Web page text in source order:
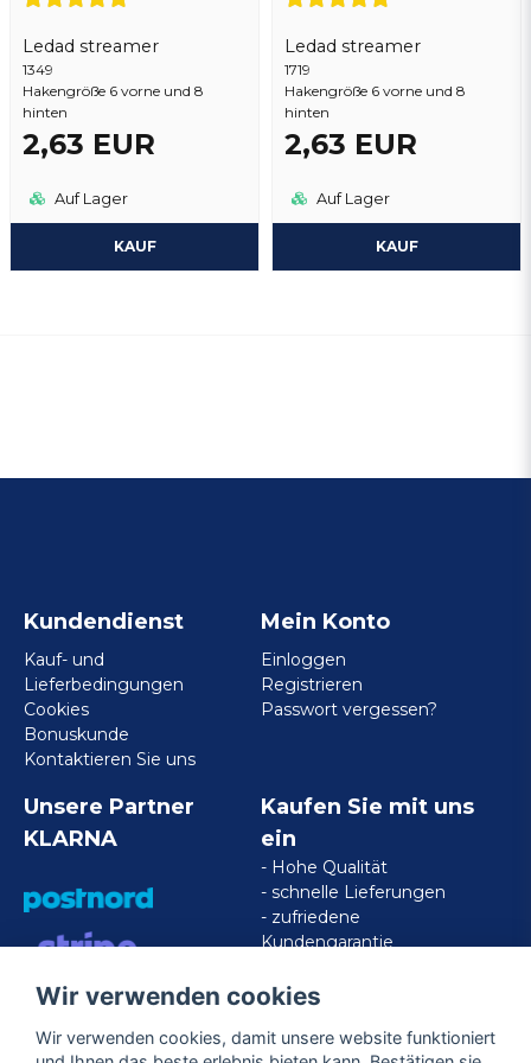
Ledad streamer
1349
Hakengröße 6 vorne und 8
hinten
2,63 EUR
Auf Lager
KAUF
Ledad streamer
1719
Hakengröße 6 vorne und 8
hinten
2,63 EUR
Auf Lager
KAUF
Kundendienst
Kauf- und
Lieferbedingungen
Cookies
Bonuskunde
Kontaktieren Sie uns
Mein Konto
Einloggen
Registrieren
Passwort vergessen?
Unsere Partner
KLARNA
VISA/MASTERCARD/AMERICAN
EXPRESS
Kaufen Sie mit uns
ein
- Hohe Qualität
- schnelle Lieferungen
- zufriedene
Kundengarantie
Wir verwenden cookies
Wir verwenden cookies, damit unsere website funktioniert